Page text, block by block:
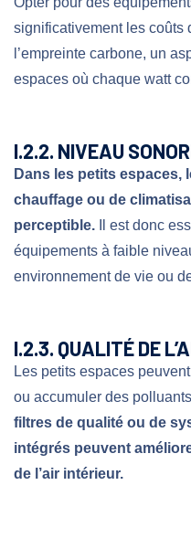
significativement les coûts
l’empreinte carbone, un
espaces où chaque watt
I.2.2. NIVEAU
Dans les petits espaces,
chauffage ou de
perceptible. Il est donc
équipements à faible
environnement de vie ou
I.2.3. QUALITÉ DE
Les petits espaces
ou accumuler des polluants
filtres de qualité ou de
intégrés peuvent
de l’air intérieur.